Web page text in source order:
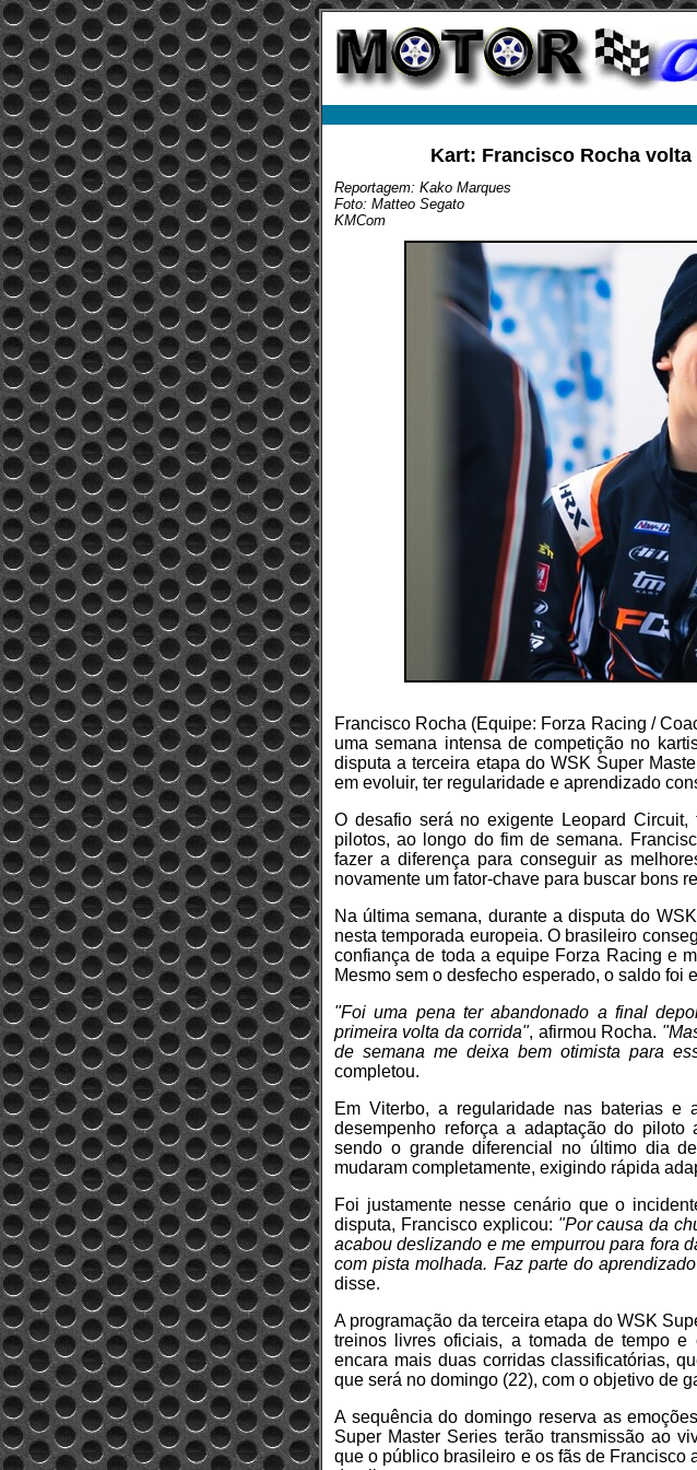
Kart: Francisco Rocha volta
Reportagem: Kako Marques
Foto: Matteo Segato
KMCom
Francisco Rocha (Equipe: Forza Racing /
uma semana intensa de competição no
disputa a terceira etapa do WSK Super
em evoluir, ter regularidade e aprendizado
O desafio será no exigente Leopard
pilotos, ao longo do fim de semana.
fazer a diferença para conseguir as
novamente um fator-chave para buscar bons
Na última semana, durante a disputa do
nesta temporada europeia. O brasileiro
confiança de toda a equipe Forza Racing e
Mesmo sem o desfecho esperado, o saldo foi
"Foi uma pena ter abandonado a final
primeira volta da corrida", afirmou Rocha.
de semana me deixa bem otimista para
completou.
Em Viterbo, a regularidade nas baterias e
desempenho reforça a adaptação do
sendo o grande diferencial no último dia
mudaram completamente, exigindo rápida
Foi justamente nesse cenário que o
disputa, Francisco explicou: "Por causa da
acabou deslizando e me empurrou para fora
com pista molhada. Faz parte do
disse.
A programação da terceira etapa do WSK
treinos livres oficiais, a tomada de tempo
encara mais duas corridas classificatórias,
que será no domingo (22), com o objetivo de
A sequência do domingo reserva as
Super Master Series terão transmissão ao
que o público brasileiro e os fãs de Francisco